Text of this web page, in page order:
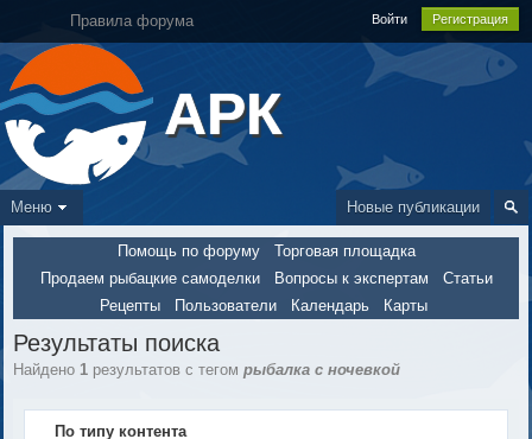
Правила форума Войти Регистрация
АРК
Новые публикации
Меню
Помощь по форуму
Торговая площадка
Продаем рыбацкие самоделки
Вопросы к экспертам
Статьи
Рецепты
Пользователи Календарь Карты
Результаты поиска
Найдено 1 результатов с тегомрыбалка с ночевкой
По типу контента